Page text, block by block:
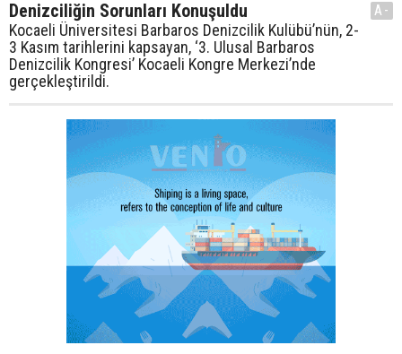
Denizciliğin Sorunları Konuşuldu
Kocaeli Üniversitesi Barbaros Denizcilik Kulübü’nün, 2-
3 Kasım tarihlerini kapsayan, ‘3. Ulusal Barbaros
Denizcilik Kongresi’ Kocaeli Kongre Merkezi’nde
gerçekleştirildi.
A-